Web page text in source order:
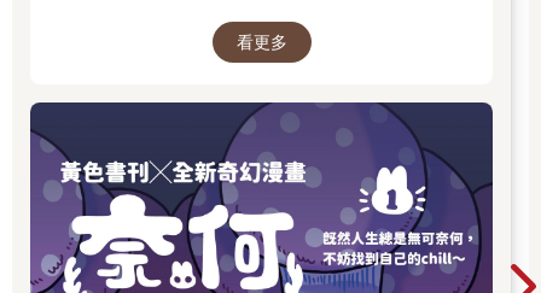
的瞬間，都在他的筆下化成令人會心一笑、又忍
男子變成兔子的異世界冒險，開啟全新故事篇
章，更推出限量書衣版值得收藏。無論是第一次
認識黃色書刊，或想一次補齊歷年代表作，這裡
都是走進黃色書刊漫畫世界的最佳入口。
看更多